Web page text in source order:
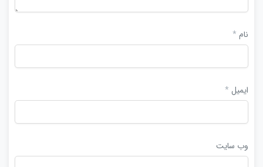
نام *
ایمیل *
وب‌ سایت